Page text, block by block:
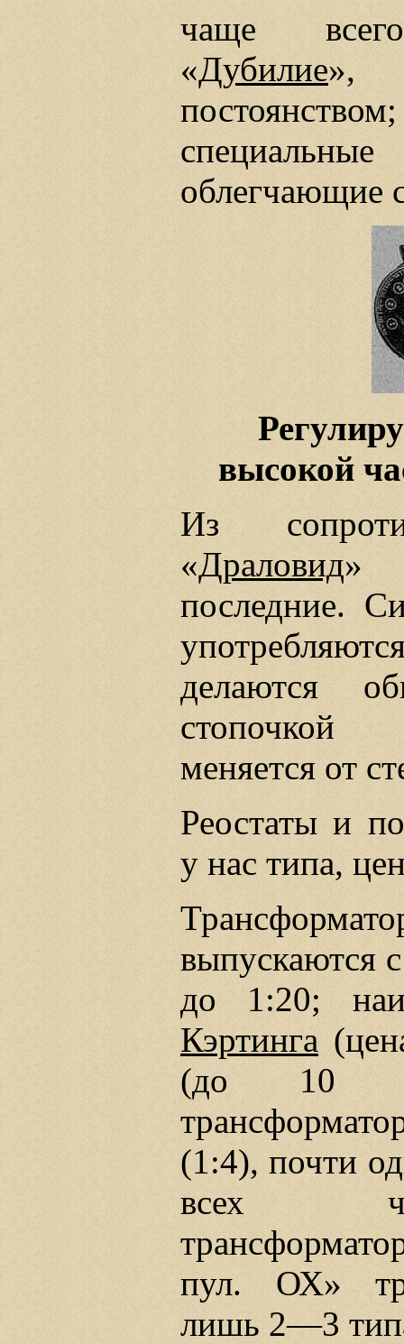
чаще
«Дубилие»,
облегчающие
высокой
Из
«Драловид»
последние.
делаются
стопочкой
меняется от
Реостаты и
у нас типа,
выпускаются
до 1:20;
Кэртинга
(до 10
(1:4), почти
всех
пул. ОХ»
лишь 2—3